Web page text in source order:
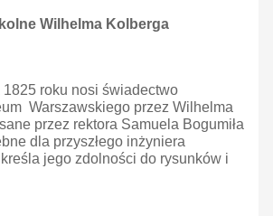
Wilhelma Kolberga
roku nosi świadectwo
Warszawskiego przez Wilhelma
przez rektora Samuela Bogumiła
dla przyszłego inżyniera
jego zdolności do rysunków i